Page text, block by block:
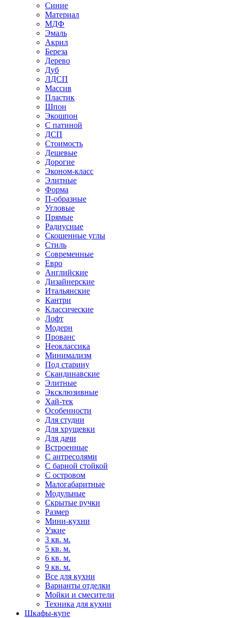
Синие
Материал
МДФ
Эмаль
Акрил
Береза
Дерево
Дуб
ЛДСП
Массив
Пластик
Шпон
Экошпон
С патиной
ДСП
Стоимость
Дешевые
Дорогие
Эконом-класс
Элитные
Форма
П-образные
Угловые
Прямые
Радиусные
Скошенные углы
Стиль
Современные
Евро
Английские
Дизайнерские
Итальянские
Кантри
Классические
Лофт
Модерн
Прованс
Неоклассика
Минимализм
Под старину
Скандинавские
Элитные
Эксклюзивные
Хай-тек
Особенности
Для студии
Для хрущевки
Для дачи
Встроенные
С антресолями
С барной стойкой
С островом
Малогабаритные
Модульные
Скрытые ручки
Размер
Мини-кухни
Узкие
3 кв. м.
5 кв. м.
6 кв. м.
9 кв. м.
Все для кухни
Варианты отделки
Мойки и смесители
Техника для кухни
Шкафы-купе